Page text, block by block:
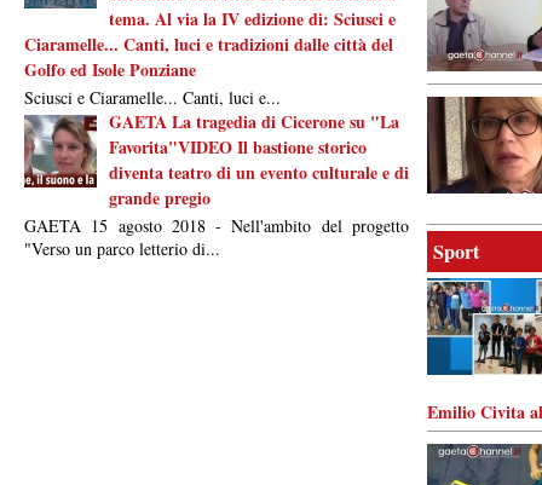
tema. Al via la IV edizione di: Sciusci e
Ciaramelle... Canti, luci e tradizioni dalle città del
Golfo ed Isole Ponziane
Sciusci e Ciaramelle... Canti, luci e...
GAETA La tragedia di Cicerone su "La
Favorita"VIDEO Il bastione storico
diventa teatro di un evento culturale e di
grande pregio
GAETA 15 agosto 2018 - Nell'ambito del progetto
"Verso un parco letterio di...
Sport
Emilio Civita